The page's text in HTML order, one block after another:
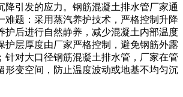
降引发的应力。钢筋混凝土排水管厂家通
难题：采用蒸汽养护技术，严格控制升降
护后进行自然静养，减少混凝土内部温度
护层厚度由厂家严格控制，避免钢筋外露
针对大口径钢筋混凝土排水管，厂家在管
形变空间，防止温度波动或地基不均匀沉